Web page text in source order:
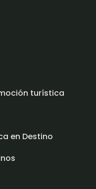
turística
en Destino